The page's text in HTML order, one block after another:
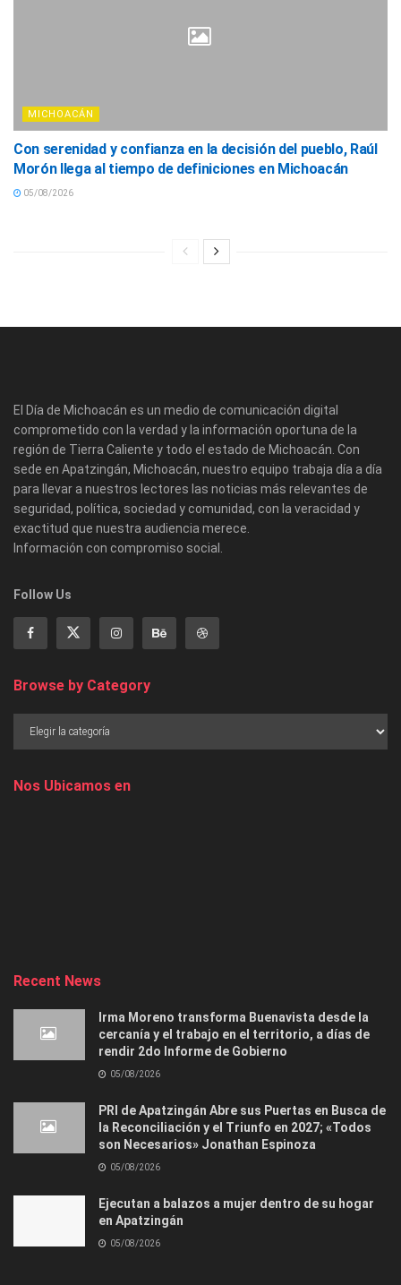
MICHOACÁN
Con serenidad y confianza en la decisión del pueblo, Raúl
Morón llega al tiempo de definiciones en Michoacán
05/08/2026
El Día de Michoacán es un medio de comunicación digital
comprometido con la verdad y la información oportuna de la
región de Tierra Caliente y todo el estado de Michoacán. Con
sede en Apatzingán, Michoacán, nuestro equipo trabaja día a día
para llevar a nuestros lectores las noticias más relevantes de
seguridad, política, sociedad y comunidad, con la veracidad y
exactitud que nuestra audiencia merece.
Información con compromiso social.
Follow Us
Browse by Category
Nos Ubicamos en
Recent News
Irma Moreno transforma Buenavista desde la
cercanía y el trabajo en el territorio, a días de
rendir 2do Informe de Gobierno
05/08/2026
PRI de Apatzingán Abre sus Puertas en Busca de
la Reconciliación y el Triunfo en 2027; «Todos
son Necesarios» Jonathan Espinoza
05/08/2026
Ejecutan a balazos a mujer dentro de su hogar
en Apatzingán
05/08/2026